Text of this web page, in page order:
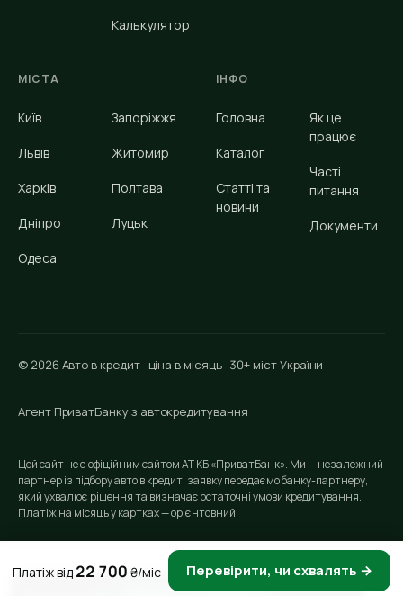
Платіж від 22 700 ₴/міс Перевірити, чи схвалять →
Калькулятор
МІСТА
Київ
Львів
Харків
Дніпро
Одеса
Запоріжжя
Житомир
Полтава
Луцьк
ІНФО
Головна
Каталог
Статті та
новини
Як це
працює
Часті
питання
Документи
© 2026 Авто в кредит · ціна в місяць · 30+ міст України
Агент ПриватБанку з автокредитування
Цей сайт не є офіційним сайтом АТ КБ «ПриватБанк». Ми — незалежний
партнер із підбору авто в кредит: заявку передаємо банку-партнеру,
який ухвалює рішення та визначає остаточні умови кредитування.
Платіж на місяць у картках — орієнтовний.